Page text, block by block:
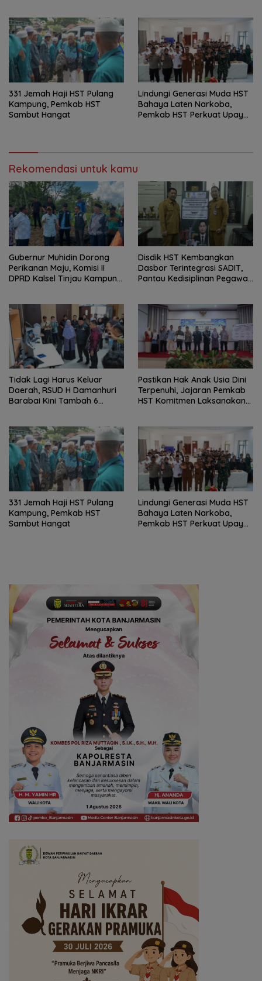
331 Jemah Haji HST Pulang
Kampung, Pemkab HST
Sambut Hangat
Lindungi Generasi Muda HST
Bahaya Laten Narkoba,
Pemkab HST Perkuat Upaya
Rekomendasi untuk kamu
Gubernur Muhidin Dorong
Perikanan Maju, Komisi II
DPRD Kalsel Tinjau Kampung
Disdik HST Kembangkan
Dasbor Terintegrasi SADIT,
Pantau Kedisiplinan Pegawai
Tidak Lagi Harus Keluar
Daerah, RSUD H Damanhuri
Barabai Kini Tambah 6
Pastikan Hak Anak Usia Dini
Terpenuhi, Jajaran Pemkab
HST Komitmen Laksanakan
331 Jemah Haji HST Pulang
Kampung, Pemkab HST
Sambut Hangat
Lindungi Generasi Muda HST
Bahaya Laten Narkoba,
Pemkab HST Perkuat Upaya